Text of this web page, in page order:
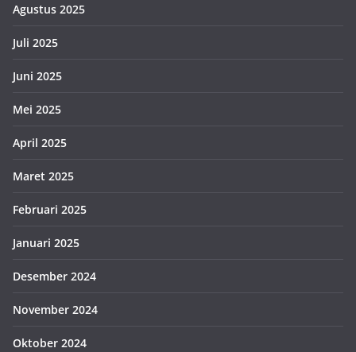
Agustus 2025
Juli 2025
Juni 2025
Mei 2025
April 2025
Maret 2025
Februari 2025
Januari 2025
Desember 2024
November 2024
Oktober 2024